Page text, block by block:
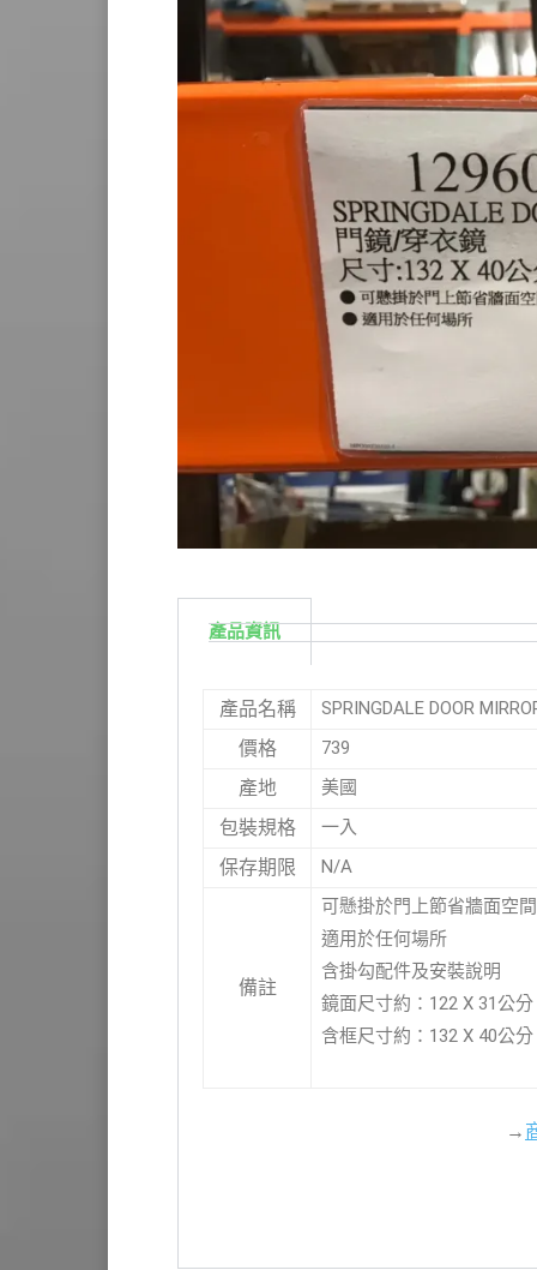
產品資訊
產品名稱 SPRINGDALE DOOR
價格 739
產地 美國
包裝規格 一入
保存期限 N/A
備註
可懸掛於門上節省牆面空間
適用於任何場所
含掛勾配件及安裝說明
鏡面尺寸約：122 X 31公分
含框尺寸約：132 X 40公分
→